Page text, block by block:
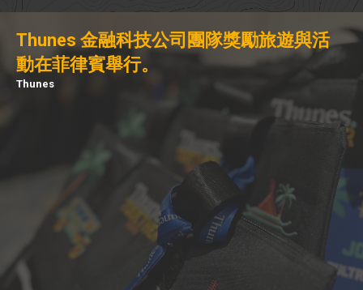
Thunes 金融科技公司團隊獎勵旅遊與活
動在菲律賓舉行。
Thunes